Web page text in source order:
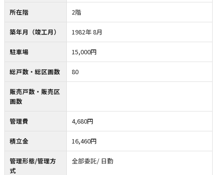
所在階 2階
築年月（竣工月） 1982年 8月
駐車場 15,000円
総戸数・総区画数 80
販売戸数・販売区
画数
管理費 4,680円
積立金 16,460円
管理形態/管理方
式
全部委託/ 日勤